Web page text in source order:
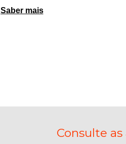
Saber mais
Consulte